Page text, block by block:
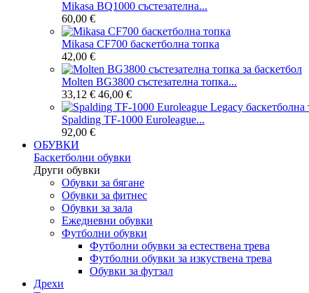
Mikasa BQ1000 състезателна...
60,00 €
Mikasa CF700 баскетболна топка
42,00 €
Molten BG3800 състезателна топка...
33,12 € 46,00 €
Spalding TF-1000 Euroleague...
92,00 €
ОБУВКИ
Баскетболни обувки
Други обувки
Обувки за бягане
Обувки за фитнес
Обувки за зала
Ежедневни обувки
Футболни обувки
Футболни обувки за естествена трева
Футболни обувки за изкуствена трева
Обувки за футзал
Дрехи